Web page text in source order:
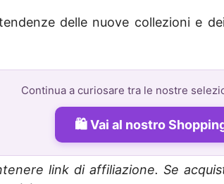
delle nuove collezioni e
Continua a curiosare tra le nostre
Vai al nostro
link di affiliazione. Se